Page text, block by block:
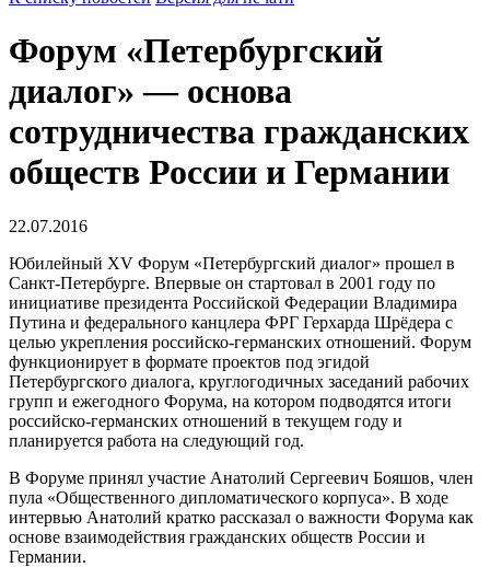
Форум «Петербургский
диалог» — основа
сотрудничества гражданских
обществ России и Германии
22.07.2016
Юбилейный XV Форум «Петербургский диалог» прошел в
Санкт-Петербурге. Впервые он стартовал в 2001 году по
инициативе президента Российской Федерации Владимира
Путина и федерального канцлера ФРГ Герхарда Шрёдера с
целью укрепления российско-германских отношений. Форум
функционирует в формате проектов под эгидой
Петербургского диалога, круглогодичных заседаний рабочих
групп и ежегодного Форума, на котором подводятся итоги
российско-германских отношений в текущем году и
планируется работа на следующий год.
В Форуме принял участие Анатолий Сергеевич Бояшов, член
пула «Общественного дипломатического корпуса». В ходе
интервью Анатолий кратко рассказал о важности Форума как
основе взаимодействия гражданских обществ России и
Германии.